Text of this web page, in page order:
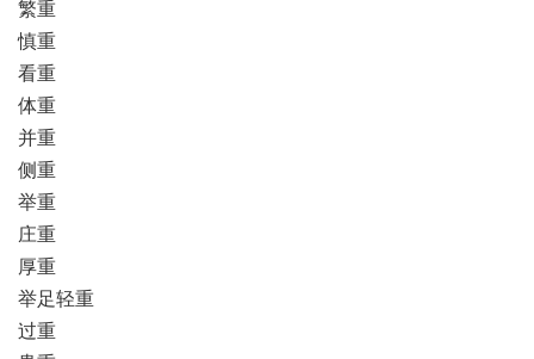
繁重
慎重
看重
体重
并重
侧重
举重
庄重
厚重
举足轻重
过重